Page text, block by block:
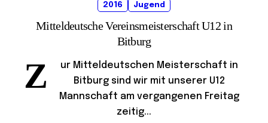
2016 Jugend
Mitteldeutsche Vereinsmeisterschaft U12 in
Bitburg
Z
ur Mitteldeutschen Meisterschaft in
Bitburg sind wir mit unserer U12
Mannschaft am vergangenen Freitag
zeitig...